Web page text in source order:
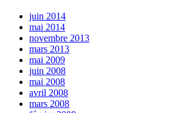
juin 2014
mai 2014
novembre 2013
mars 2013
mai 2009
juin 2008
mai 2008
avril 2008
mars 2008